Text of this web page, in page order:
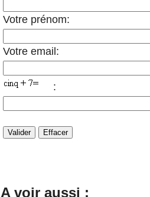
Votre prénom:
Votre email:
:
A voir aussi :